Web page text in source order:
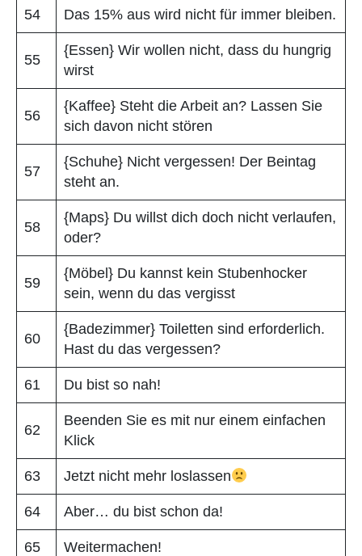
54 Das 15% aus wird nicht für immer bleiben.
55
{Essen} Wir wollen nicht, dass du hungrig
wirst
56
{Kaffee} Steht die Arbeit an? Lassen Sie
sich davon nicht stören
57
{Schuhe} Nicht vergessen! Der Beintag
steht an.
58
{Maps} Du willst dich doch nicht verlaufen,
oder?
59
{Möbel} Du kannst kein Stubenhocker
sein, wenn du das vergisst
60
{Badezimmer} Toiletten sind erforderlich.
Hast du das vergessen?
61 Du bist so nah!
62
Beenden Sie es mit nur einem einfachen
Klick
63 Jetzt nicht mehr loslassen
64 Aber… du bist schon da!
65 Weitermachen!